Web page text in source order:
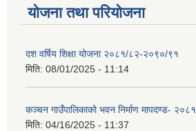
योजना तथा परियोजना
दश वर्षिय शिक्षा योजना २०८१/८२-२०९०/९१
मिति: 08/01/2025 - 11:14
कञ्‍चन गाउँपालिकाको भवन निर्माण मापदण्ड- २०८१
मिति: 04/16/2025 - 11:37